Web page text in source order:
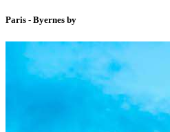
Paris - Byernes by